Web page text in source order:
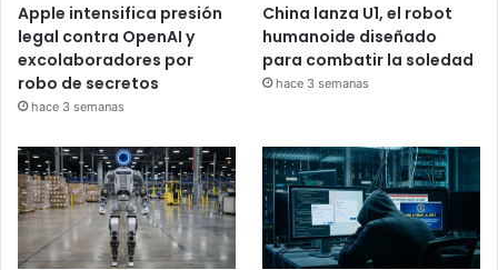
Apple intensifica presión
legal contra OpenAI y
excolaboradores por
robo de secretos
hace 3 semanas
China lanza U1, el robot
humanoide diseñado
para combatir la soledad
hace 3 semanas